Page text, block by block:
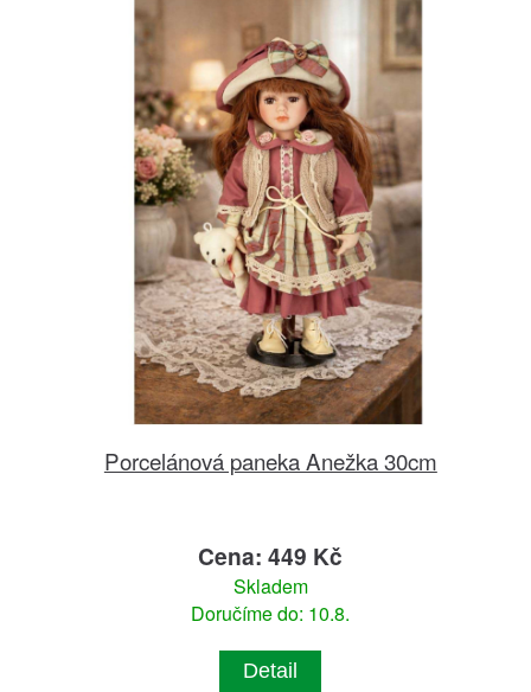
Porcelánová paneka Anežka 30cm
Cena: 449 Kč
Skladem
Doručíme do: 10.8.
Detail